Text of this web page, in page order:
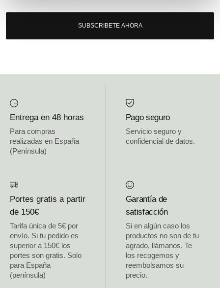
SUBSCRIBETE AHORA
Entrega en 48 horas
Para compras
realizadas en España
(Península)
Pago seguro
Servicio seguro y
confidencial de datos.
Portes gratis a partir
de 150€
Tarifa única de 5€ por
envío. Si tu pedido es
superior a 150€ los
portes son gratis. Solo
para España
(península)
Garantía de
satisfacción
Si en algún caso los
productos no son de tu
agrado, llámanos. Te
los recogemos y
reembolsamos su
precio.